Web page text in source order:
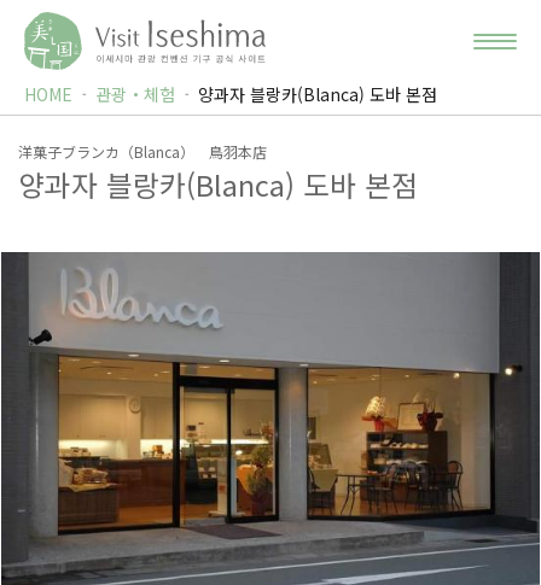
HOME 관광・체험 양과자 블랑카(Blanca) 도바 본점
洋菓子ブランカ（Blanca） 鳥羽本店
양과자 블랑카(Blanca) 도바 본점